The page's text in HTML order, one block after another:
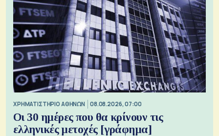
XΡΗΜΑΤΙΣΤΗΡΙΟ ΑΘΗΝΩΝ 08.08.2026, 07:00
Οι 30 ημέρες που θα κρίνουν τις
ελληνικές μετοχές [γράφημα]